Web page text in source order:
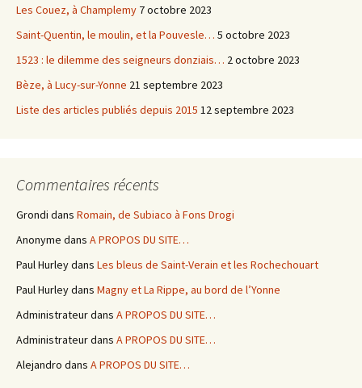
Les Couez, à Champlemy 7 octobre 2023
Saint-Quentin, le moulin, et la Pouvesle… 5 octobre 2023
1523 : le dilemme des seigneurs donziais… 2 octobre 2023
Bèze, à Lucy-sur-Yonne 21 septembre 2023
Liste des articles publiés depuis 2015 12 septembre 2023
Commentaires récents
Grondi dans Romain, de Subiaco à Fons Drogi
Anonyme dans A PROPOS DU SITE…
Paul Hurleydans Les bleus de Saint-Verain et les Rochechouart
Paul Hurleydans Magny et La Rippe, au bord de l’Yonne
Administrateurdans A PROPOS DU SITE…
Administrateurdans A PROPOS DU SITE…
Alejandro dans A PROPOS DU SITE…